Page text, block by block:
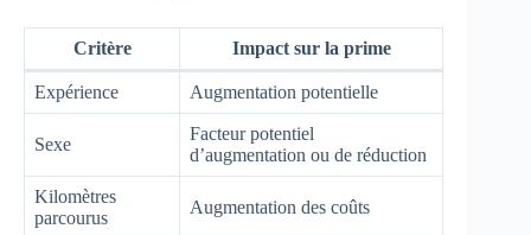
Critère Impact sur la prime
Expérience Augmentation potentielle
Sexe
Facteur potentiel
d’augmentation ou de réduction
Kilomètres
parcourus
Augmentation des coûts